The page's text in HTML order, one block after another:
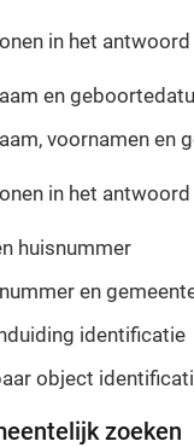
in het
en
voornamen en
in het
huisnummer
en
identificatie
object
zoeken